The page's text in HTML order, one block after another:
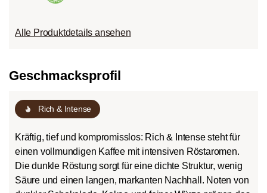
Alle Produktdetails ansehen
Geschmacksprofil
Rich & Intense
Kräftig, tief und kompromisslos: Rich & Intense steht für
einen vollmundigen Kaffee mit intensiven Röstaromen.
Die dunkle Röstung sorgt für eine dichte Struktur, wenig
Säure und einen langen, markanten Nachhall. Noten von